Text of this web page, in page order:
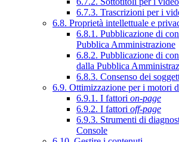
6.7.3. Trascrizioni per i
6.8. Proprietà intellettuale e
6.8.1. Pubblicazione di
Pubblica Amministrazione
6.8.2. Pubblicazione di
dalla Pubblica
6.8.3. Consenso dei
6.9. Ottimizzazione per i motori
6.9.1. I fattori on-page
6.9.2. I fattori off-page
6.9.3. Strumenti di
Console